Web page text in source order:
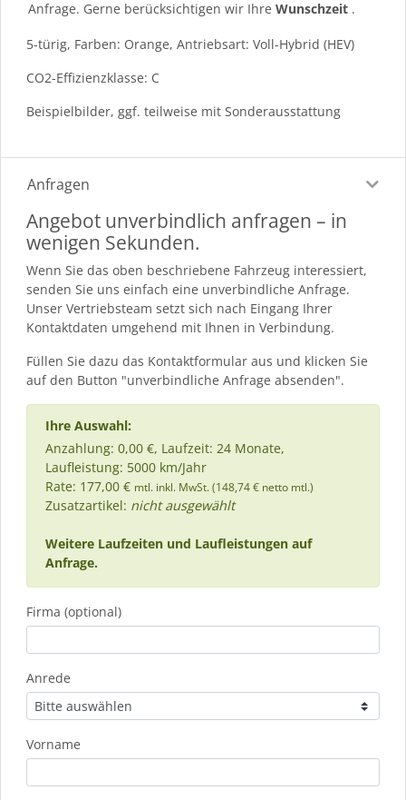
Anfrage. Gerne berücksichtigen wir Ihre Wunschzeit .
5-türig, Farben: Orange, Antriebsart: Voll-Hybrid (HEV)
CO2-Effizienzklasse: C
Beispielbilder, ggf. teilweise mit Sonderausstattung
Anfragen
Angebot unverbindlich anfragen – in
wenigen Sekunden.
Wenn Sie das oben beschriebene Fahrzeug interessiert,
senden Sie uns einfach eine unverbindliche Anfrage.
Unser Vertriebsteam setzt sich nach Eingang Ihrer
Kontaktdaten umgehend mit Ihnen in Verbindung.
Füllen Sie dazu das Kontaktformular aus und klicken Sie
auf den Button "unverbindliche Anfrage absenden".
Ihre Auswahl:
Anzahlung: 0,00 €, Laufzeit: 24 Monate,
Laufleistung: 5000 km/Jahr
Rate: 177,00 € mtl. inkl. MwSt. (148,74 € netto mtl.)
Zusatzartikel: nicht ausgewählt
Weitere Laufzeiten und Laufleistungen auf
Anfrage.
Firma (optional)
Anrede
Vorname